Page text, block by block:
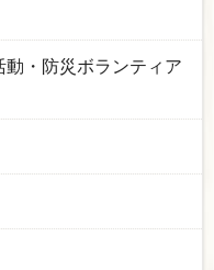
・防災ボランティア